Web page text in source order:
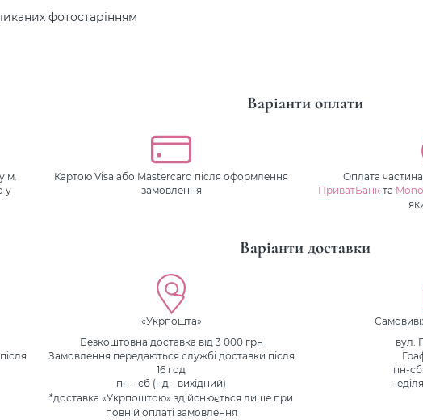
фотостарінням
Варіанти оплати
м.
у
Картою Visa або Mastercard після оформлення
замовлення
Оплата
ПриватБанк та
Варіанти доставки
«Укрпошта»
Безкоштовна доставка від 3 000 грн
Замовлення передаються службі доставки після
16 год
пн - сб (нд - вихідний)
*доставка «Укрпоштою» здійснюється лише при
повній оплаті замовлення
вул.
пн-